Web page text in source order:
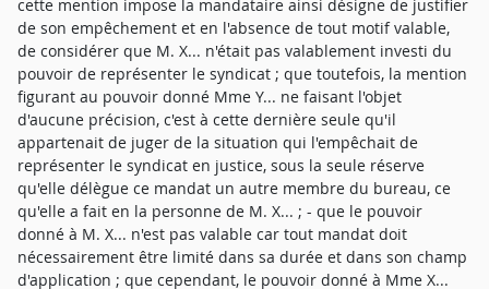
cette mention impose la mandataire ainsi désigne de justifier
de son empêchement et en l'absence de tout motif valable,
de considérer que M. X... n'était pas valablement investi du
pouvoir de représenter le syndicat ; que toutefois, la mention
figurant au pouvoir donné Mme Y... ne faisant l'objet
d'aucune précision, c'est à cette dernière seule qu'il
appartenait de juger de la situation qui l'empêchait de
représenter le syndicat en justice, sous la seule réserve
qu'elle délègue ce mandat un autre membre du bureau, ce
qu'elle a fait en la personne de M. X... ; - que le pouvoir
donné à M. X... n'est pas valable car tout mandat doit
nécessairement être limité dans sa durée et dans son champ
d'application ; que cependant, le pouvoir donné à Mme X...